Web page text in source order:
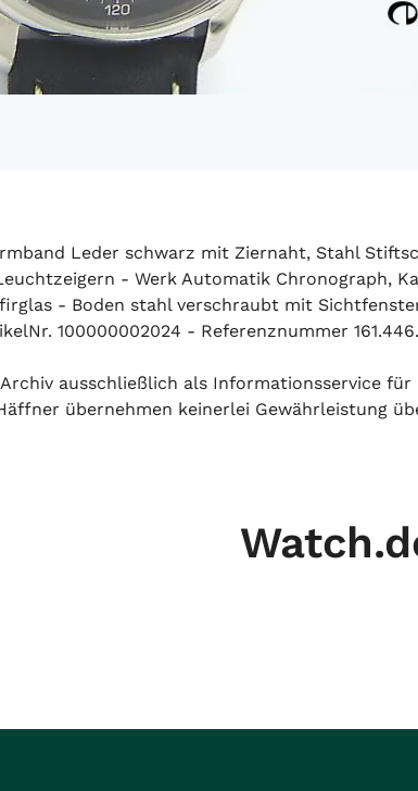
Leder schwarz mit Ziernaht, Stahl
- Werk Automatik Chronograph,
- Boden stahl verschraubt mit
100000002024 - Referenznummer
ausschließlich als Informationsservice
übernehmen keinerlei Gewährleistung